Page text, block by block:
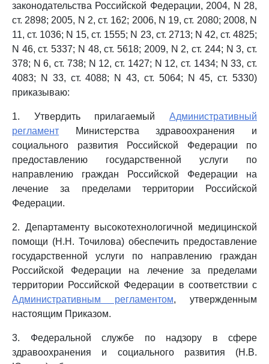
законодательства Российской Федерации, 2004, N 28,
ст. 2898; 2005, N 2, ст. 162; 2006, N 19, ст. 2080; 2008, N
11, ст. 1036; N 15, ст. 1555; N 23, ст. 2713; N 42, ст. 4825;
N 46, ст. 5337; N 48, ст. 5618; 2009, N 2, ст. 244; N 3, ст.
378; N 6, ст. 738; N 12, ст. 1427; N 12, ст. 1434; N 33, ст.
4083; N 33, ст. 4088; N 43, ст. 5064; N 45, ст. 5330)
приказываю:
1. Утвердить прилагаемый Административный
регламент Министерства здравоохранения и
социального развития Российской Федерации по
предоставлению государственной услуги по
направлению граждан Российской Федерации на
лечение за пределами территории Российской
Федерации.
2. Департаменту высокотехнологичной медицинской
помощи (Н.Н. Точилова) обеспечить предоставление
государственной услуги по направлению граждан
Российской Федерации на лечение за пределами
территории Российской Федерации в соответствии с
Административным регламентом, утвержденным
настоящим Приказом.
3. Федеральной службе по надзору в сфере
здравоохранения и социального развития (Н.В.